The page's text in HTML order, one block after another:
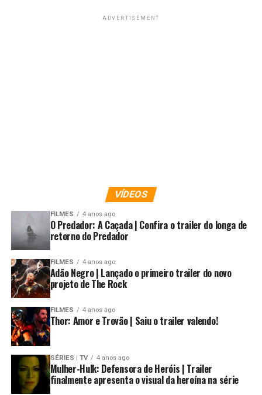
ADVERTISEMENT
VÍDEOS
FILMES 4 anos ago
O Predador: A Caçada | Confira o trailer do longa de
retorno do Predador
FILMES 4 anos ago
Adão Negro | Lançado o primeiro trailer do novo
projeto de The Rock
FILMES 4 anos ago
Thor: Amor e Trovão | Saiu o trailer valendo!
SÉRIES | TV 4 anos ago
Mulher-Hulk: Defensora de Heróis | Trailer
finalmente apresenta o visual da heroína na série